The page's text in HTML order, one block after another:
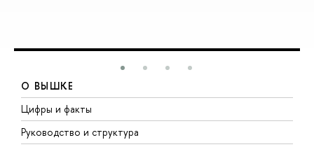
О ВЫШКЕ
Цифры и факты
Руководство и структура